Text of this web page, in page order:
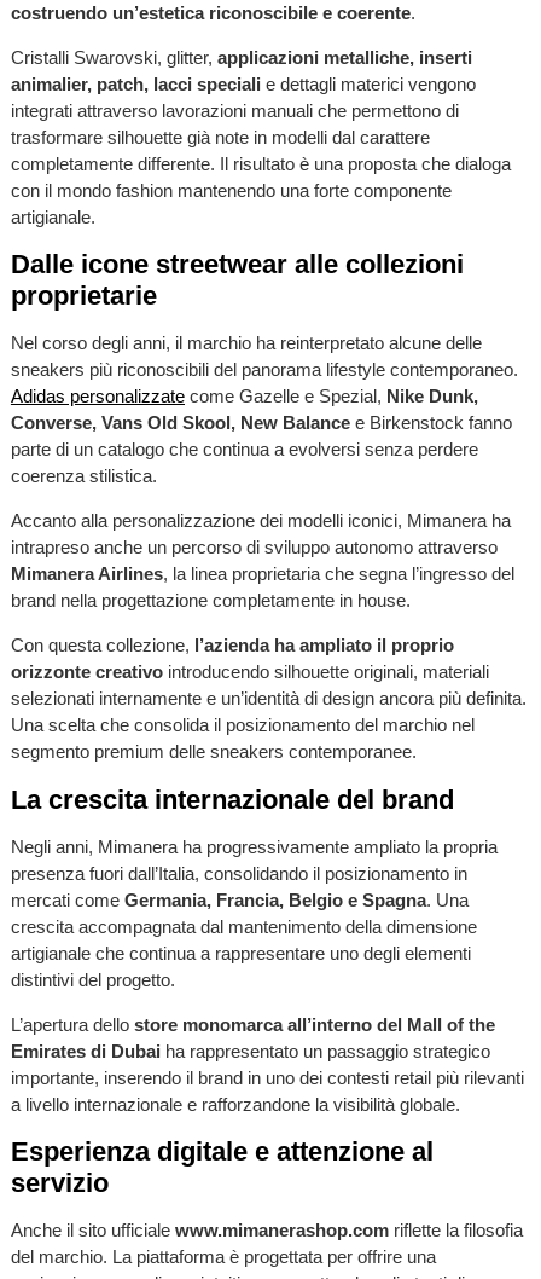
costruendo un’estetica riconoscibile e coerente.
Cristalli Swarovski, glitter, applicazioni metalliche, inserti
animalier, patch, lacci speciali e dettagli materici vengono
integrati attraverso lavorazioni manuali che permettono di
trasformare silhouette già note in modelli dal carattere
completamente differente. Il risultato è una proposta che dialoga
con il mondo fashion mantenendo una forte componente
artigianale.
Dalle icone streetwear alle collezioni
proprietarie
Nel corso degli anni, il marchio ha reinterpretato alcune delle
sneakers più riconoscibili del panorama lifestyle contemporaneo.
Adidas personalizzatecome Gazelle e Spezial, Nike Dunk,
Converse, Vans Old Skool, New Balancee Birkenstock fanno
parte di un catalogo che continua a evolversi senza perdere
coerenza stilistica.
Accanto alla personalizzazione dei modelli iconici, Mimanera ha
intrapreso anche un percorso di sviluppo autonomo attraverso
Mimanera Airlines, la linea proprietaria che segna l’ingresso del
brand nella progettazione completamente in house.
Con questa collezione, l’azienda ha ampliato il proprio
orizzonte creativointroducendo silhouette originali, materiali
selezionati internamente e un’identità di design ancora più definita.
Una scelta che consolida il posizionamento del marchio nel
segmento premium delle sneakers contemporanee.
La crescita internazionale del brand
Negli anni, Mimanera ha progressivamente ampliato la propria
presenza fuori dall’Italia, consolidando il posizionamento in
mercati come Germania, Francia, Belgio e Spagna. Una
crescita accompagnata dal mantenimento della dimensione
artigianale che continua a rappresentare uno degli elementi
distintivi del progetto.
L’apertura dello store monomarca all’interno del Mall of the
Emirates di Dubai ha rappresentato un passaggio strategico
importante, inserendo il brand in uno dei contesti retail più rilevanti
a livello internazionale e rafforzandone la visibilità globale.
Esperienza digitale e attenzione al
servizio
Anche il sito ufficiale www.mimanerashop.comriflette la filosofia
del marchio. La piattaforma è progettata per offrire una